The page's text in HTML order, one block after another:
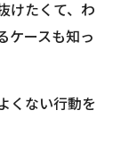
けたくて、わ
ケースも知っ
くない行動を